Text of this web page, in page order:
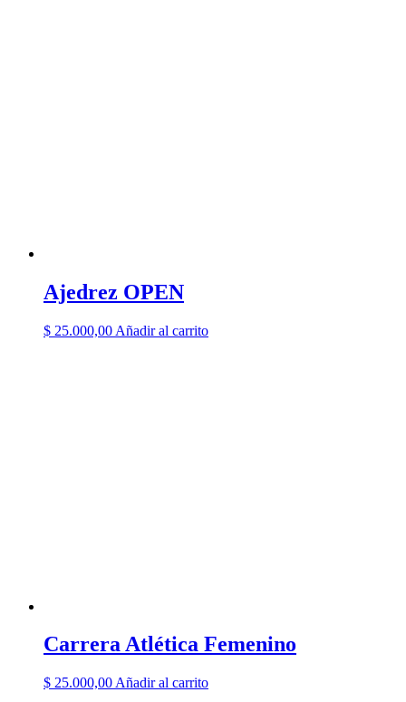
Ajedrez OPEN
$ 25.000,00 Añadir al carrito
Carrera Atlética Femenino
$ 25.000,00 Añadir al carrito